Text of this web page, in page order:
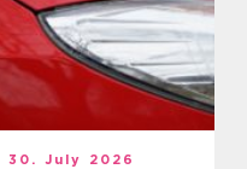
30. July 2026